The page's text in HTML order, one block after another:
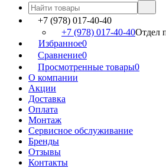
+7 (978) 017-40-40
+7 (978) 017-40-40Отдел
Избранное0
Сравнение0
Просмотренные товары0
О компании
Акции
Доставка
Оплата
Монтаж
Сервисное обслуживание
Бренды
Отзывы
Контакты